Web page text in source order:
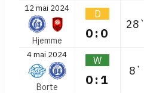
12 mai 2024
Hjemme
D
0:0
28`
4 mai 2024
Borte
W
0:1
8`